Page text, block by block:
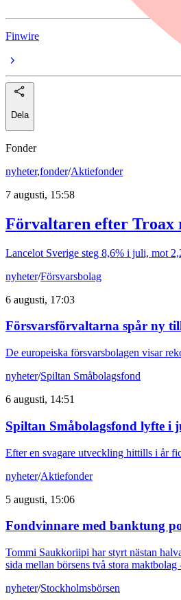
Finwire
Dela
Fonder
nyheter,fonder/Aktiefonder
7 augusti, 15:58
Förvaltaren efter
Lancelot Sverige steg 8,6% i juli, mot
nyheter/Försvarsbolag
6 augusti, 17:03
Försvarsförvaltarna spår ny
De europeiska försvarsbolagen visar
nyheter/Spiltan Småbolagsfond
6 augusti, 14:51
Spiltan Småbolagsfond lyfte i
Efter en svagare utveckling hittills i år
nyheter/Aktiefonder
5 augusti, 15:06
Fondvinnare med banktung
Tommi Saukkoriipi har styrt nästan
sida mellan börsens två stora
nyheter/Stockholmsbörsen